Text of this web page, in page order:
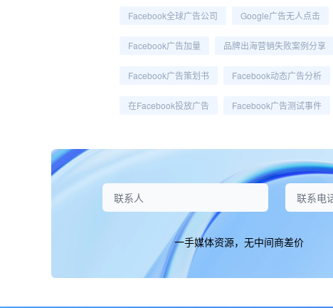
Facebook全球广告公司 Google广告无人点击
Facebook广告加量 品牌出海营销失败案例分享
Facebook广告策划书 Facebook动态广告分析
在Facebook投放广告 Facebook广告测试事件
一手媒体资源，无中间商差价